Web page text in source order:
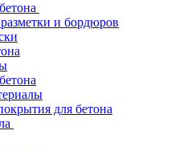
и бордюров
для бетона